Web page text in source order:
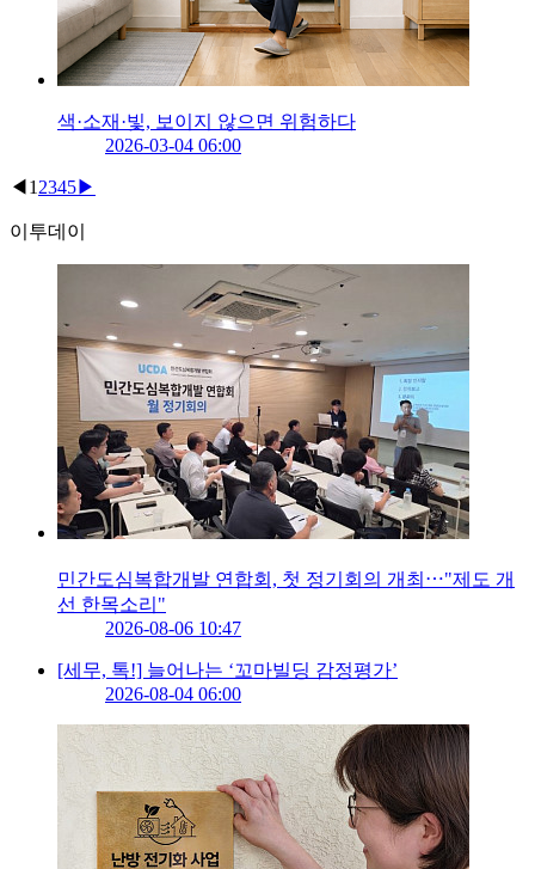
색·소재·빛, 보이지 않으면 위험하다
2026-03-04 06:00
◀ 1 2345▶
이투데이
민간도심복합개발 연합회, 첫 정기회의 개최⋯"제도 개
선 한목소리"
2026-08-06 10:47
[세무, 톡!] 늘어나는 ‘꼬마빌딩 감정평가’
2026-08-04 06:00